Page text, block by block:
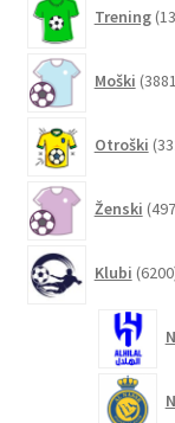
Trening 13
Moški 3881
Otroški
Ženski 497
Klubi 6200